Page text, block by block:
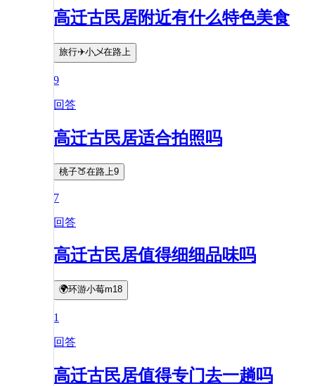
高迁古民居附近有什么特色美食
旅行✈️小乄在路上
9
回答
高迁古民居适合拍照吗
桃子🍑在路上9
7
回答
高迁古民居值得细细品味吗
🌍环游小莓m18
1
回答
高迁古民居值得专门去一趟吗